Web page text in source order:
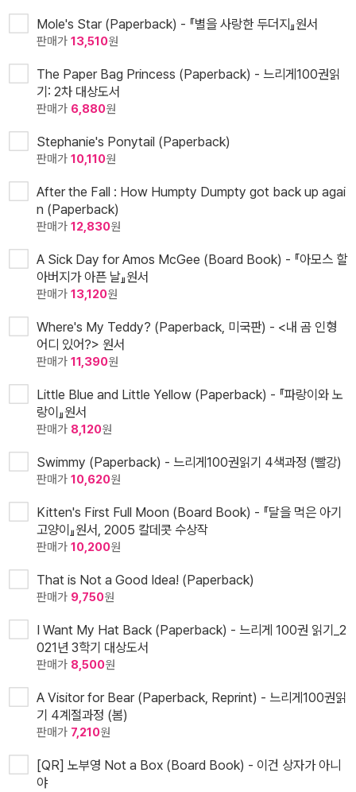
Mole's Star (Paperback) - 『별을 사랑한 두더지』원서
판매가 13,510원
The Paper Bag Princess (Paperback) - 느리게100권읽
기: 2차 대상도서
판매가 6,880원
Stephanie's Ponytail (Paperback)
판매가 10,110원
After the Fall : How Humpty Dumpty got back up agai
n (Paperback)
판매가 12,830원
A Sick Day for Amos McGee (Board Book) - 『아모스 할
아버지가 아픈 날』원서
판매가 13,120원
Where's My Teddy? (Paperback, 미국판) - <내 곰 인형
어디 있어?> 원서
판매가 11,390원
Little Blue and Little Yellow (Paperback) - 『파랑이와 노
랑이』원서
판매가 8,120원
Swimmy (Paperback) - 느리게100권읽기 4색과정 (빨강)
판매가 10,620원
Kitten's First Full Moon (Board Book) - 『달을 먹은 아기
고양이』원서, 2005 칼데콧 수상작
판매가 10,200원
That is Not a Good Idea! (Paperback)
판매가 9,750원
I Want My Hat Back (Paperback) - 느리게 100권 읽기_2
021년 3학기 대상도서
판매가 8,500원
A Visitor for Bear (Paperback, Reprint) - 느리게100권읽
기 4계절과정 (봄)
판매가 7,210원
[QR] 노부영 Not a Box (Board Book) - 이건 상자가 아니
야